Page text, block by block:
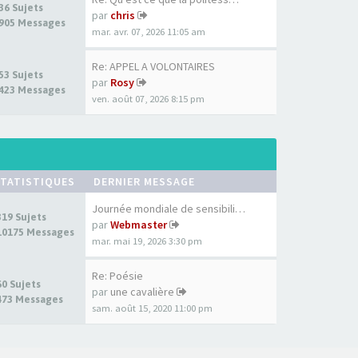
Sujets
Messages
par chris
mar. avr. 07, 2026 11:05 am
Sujets
Messages
Re: APPEL A VOLONTAIRES
par Rosy
ven. août 07, 2026 8:15 pm
DERNIER MESSAGE
Sujets
Messages
Journée mondiale de sensibili…
parWebmaster
mar. mai 19, 2026 3:30 pm
Sujets
Messages
Re: Poésie
par une cavalière
sam. août 15, 2020 11:00 pm